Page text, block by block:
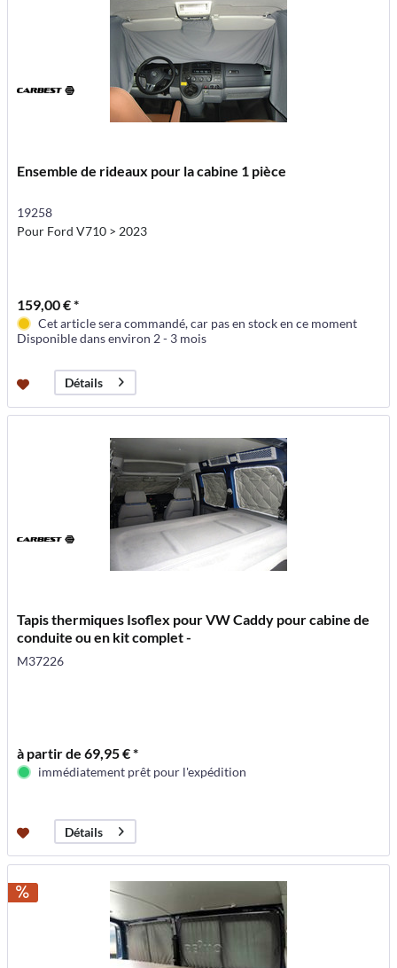
Ensemble de rideaux pour la cabine 1 pièce
19258
Pour Ford V710 > 2023
159,00 € *
Cet article sera commandé, car pas en stock en ce moment
Disponible dans environ 2 - 3 mois
Détails
Tapis thermiques Isoflex pour VW Caddy pour cabine de
conduite ou en kit complet -
M37226
à partir de 69,95 € *
immédiatement prêt pour l'expédition
Détails